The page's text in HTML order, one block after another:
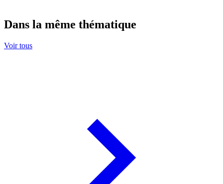
Dans la même thématique
Voir tous